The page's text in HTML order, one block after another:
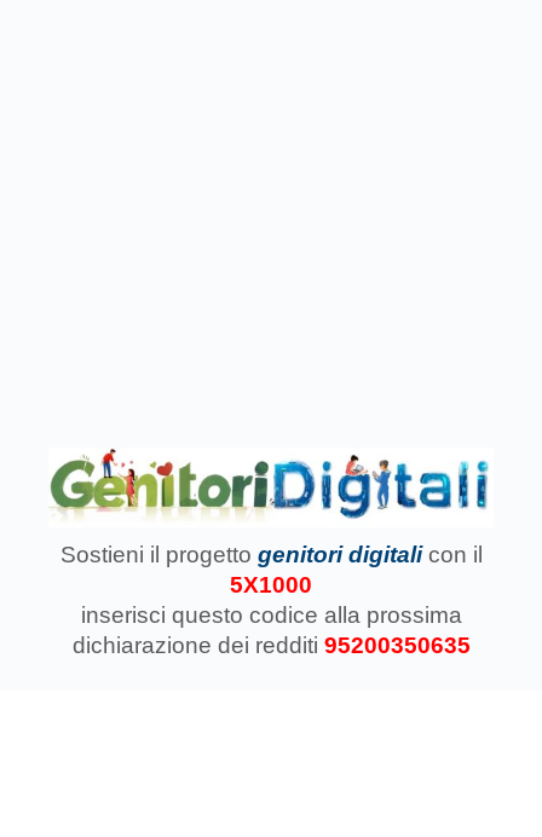
Sostieni il progetto genitori digitali con il
5X1000
inserisci questo codice alla prossima
dichiarazione dei redditi 95200350635